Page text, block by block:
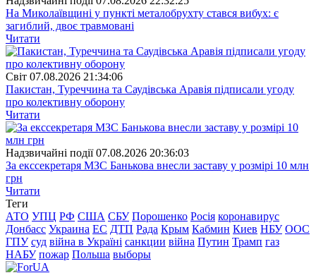
На Миколаївщині у пункті металобрухту стався вибух: є
загиблий, двоє травмовані
Читати
Свiт 07.08.2026 21:34:06
Пакистан, Туреччина та Саудівська Аравія підписали угоду
про колективну оборону
Читати
Надзвичайні події 07.08.2026 20:36:03
За екссекретаря МЗС Банькова внесли заставу у розмірі 10 млн
грн
Читати
Теги
АТО УПЦ РФ США СБУ Порошенко Росія коронавирус
Донбасс Украина ЕС ДТП Рада Крым Кабмин Киев НБУ ООС
ГПУ суд війна в Україні санкции війна Путин Трамп газ
НАБУ пожар Польша выборы